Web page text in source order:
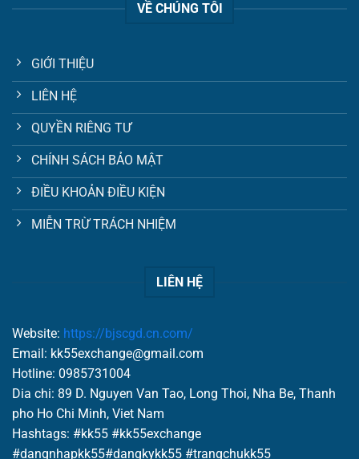
VỀ CHÚNG TÔI
GIỚI THIỆU
LIÊN HỆ
QUYỀN RIÊNG TƯ
CHÍNH SÁCH BẢO MẬT
ĐIỀU KHOẢN ĐIỀU KIỆN
MIỄN TRỪ TRÁCH NHIỆM
LIÊN HỆ
Website: https://bjscgd.cn.com/
Email: kk55exchange@gmail.com
Hotline: 0985731004
Dia chi: 89 D. Nguyen Van Tao, Long Thoi, Nha Be, Thanh
pho Ho Chi Minh, Viet Nam
Hashtags: #kk55 #kk55exchange
#dangnhapkk55#dangkykk55 #trangchukk55